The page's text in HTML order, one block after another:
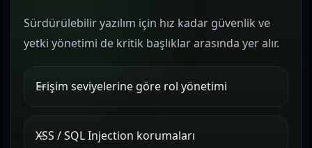
Sürdürülebilir yazılım için hız kadar güvenlik ve
yetki yönetimi de kritik başlıklar arasında yer alır.
Erişim seviyelerine göre rol yönetimi
XSS / SQL Injection korumaları